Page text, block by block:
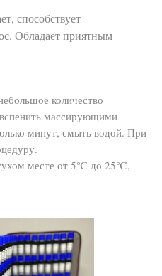
способствует
Обладает приятным
количество
массирующими
минут, смыть водой. При
месте от 5℃ до 25℃,